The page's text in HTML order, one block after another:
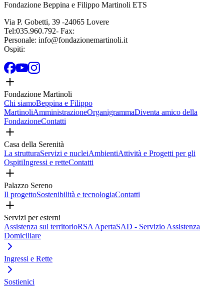
Fondazione Beppina e Filippo Martinoli ETS
Via P. Gobetti, 39 -24065 Lovere
Tel:035.960.792- Fax:
Personale: info@fondazionemartinoli.it
Ospiti:
Fondazione Martinoli
Chi siamoBeppina e Filippo
MartinoliAmministrazioneOrganigrammaDiventa amico della
FondazioneContatti
Casa della Serenità
La strutturaServizi e nucleiAmbientiAttività e Progetti per gli
OspitiIngressi e retteContatti
Palazzo Sereno
Il progettoSostenibilità e tecnologiaContatti
Servizi per esterni
Assistenza sul territorioRSA ApertaSAD - Servizio Assistenza
Domiciliare
Ingressi e Rette
Sostienici